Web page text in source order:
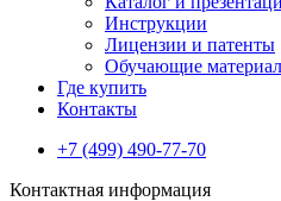
Инструкции
Лицензии и патенты
Обучающие
Где купить
Контакты
+7 (499) 490-77-70
Контактная информация